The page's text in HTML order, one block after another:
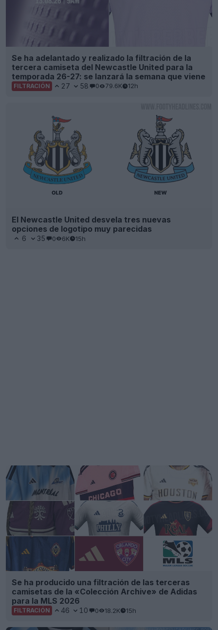
Se ha adelantado y realizado la filtración de la
tercera camiseta del Newcastle United para la
temporada 26-27: se lanzará la semana que viene
FILTRACIÓN 27 58 0 79.6K 12h
El Newcastle United desvela tres nuevas
opciones de logotipo muy parecidas
6 35 0 6K 15h
Se ha producido una filtración de las terceras
camisetas de la «Colección Archive» de Adidas
para la MLS 2026
FILTRACIÓN 46 10 0 18.2K 15h